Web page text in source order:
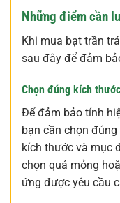
Những điểm cần
Khi mua bạt trần
sau đây để đảm
Chọn đúng kích
Để đảm bảo tính
bạn cần chọn
kích thước và mục
chọn quá mỏng
ứng được yêu cầu